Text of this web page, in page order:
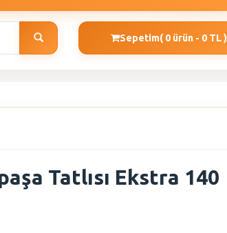
Sepetim( 0 ürün - 0 TL )
Tatlısı Ekstra 140